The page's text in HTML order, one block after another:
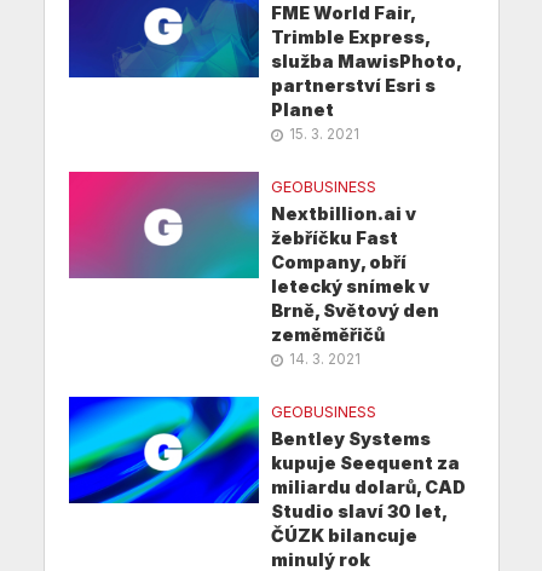
FME World Fair,
Trimble Express,
služba MawisPhoto,
partnerství Esri s
Planet
15. 3. 2021
GEOBUSINESS
Nextbillion.ai v
žebříčku Fast
Company, obří
letecký snímek v
Brně, Světový den
zeměměřičů
14. 3. 2021
GEOBUSINESS
Bentley Systems
kupuje Seequent za
miliardu dolarů, CAD
Studio slaví 30 let,
ČÚZK bilancuje
minulý rok